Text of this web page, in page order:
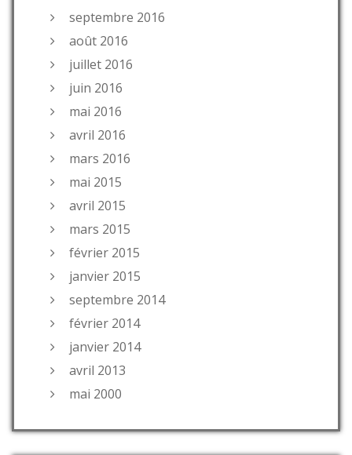
septembre 2016
août 2016
juillet 2016
juin 2016
mai 2016
avril 2016
mars 2016
mai 2015
avril 2015
mars 2015
février 2015
janvier 2015
septembre 2014
février 2014
janvier 2014
avril 2013
mai 2000